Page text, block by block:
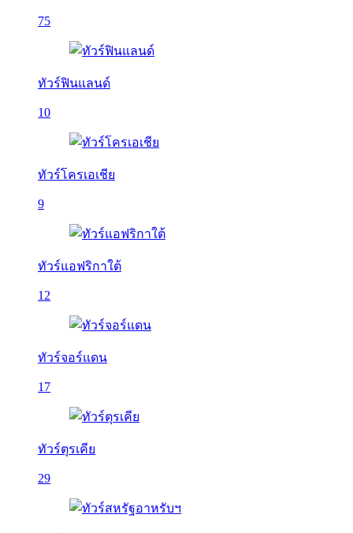
75
ทัวร์ฟินแลนด์
10
ทัวร์โครเอเชีย
9
ทัวร์แอฟริกาใต้
12
ทัวร์จอร์แดน
17
ทัวร์ตุรเคีย
29